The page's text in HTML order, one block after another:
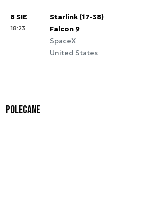
8 SIE
18:23
Starlink (17-38)
Falcon 9
SpaceX
United States
Polecane